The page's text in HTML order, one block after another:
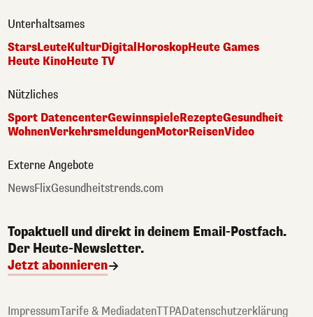
Unterhaltsames
StarsLeuteKulturDigital HoroskopHeute Games
Heute KinoHeute TV
Nützliches
Sport DatencenterGewinnspieleRezepteGesundheit
WohnenVerkehrsmeldungenMotorReisenVideo
Externe Angebote
NewsFlixGesundheitstrends.com
Topaktuell und direkt in deinem Email-Postfach.
Der Heute-Newsletter.
Jetzt abonnieren
ImpressumTarife & MediadatenTTPADatenschutzerklärung